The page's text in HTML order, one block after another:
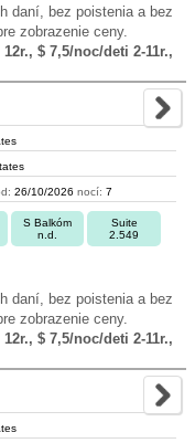
daní, bez poistenia a bez
zobrazenie ceny.
$ 7,5/noc/deti 2-11r.,
26/10/2026 nocí: 7
S Balkóm
n.d.
Suite
2.549
daní, bez poistenia a bez
zobrazenie ceny.
$ 7,5/noc/deti 2-11r.,